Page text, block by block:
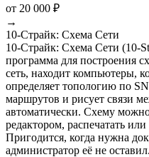
от 20 000 ₽
→
10-Страйк: Схема Сети
10-Страйк: Схема Сети (10-
программа для построения
сеть, находит компьютеры,
определяет топологию по
маршрутов и рисует связи
автоматически. Схему
редактором, распечатать
Пригодится, когда нужна
администратор её не оставил.